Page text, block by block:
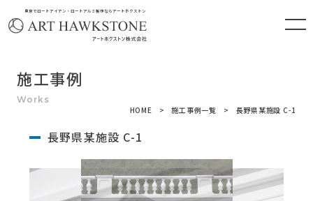
東京でロートアイアン・ロートアルミ製作ならアートホクストン
施工事例
HOME 施工事例一覧 長野県某施設 C-1
長野県某施設 C-1